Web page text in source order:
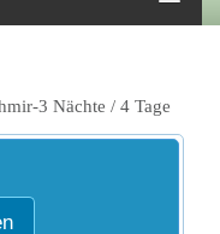
3 Nächte / 4 Tage